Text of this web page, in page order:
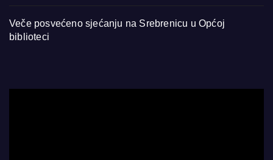
Veče posvećeno sjećanju na Srebrenicu u Općoj
biblioteci